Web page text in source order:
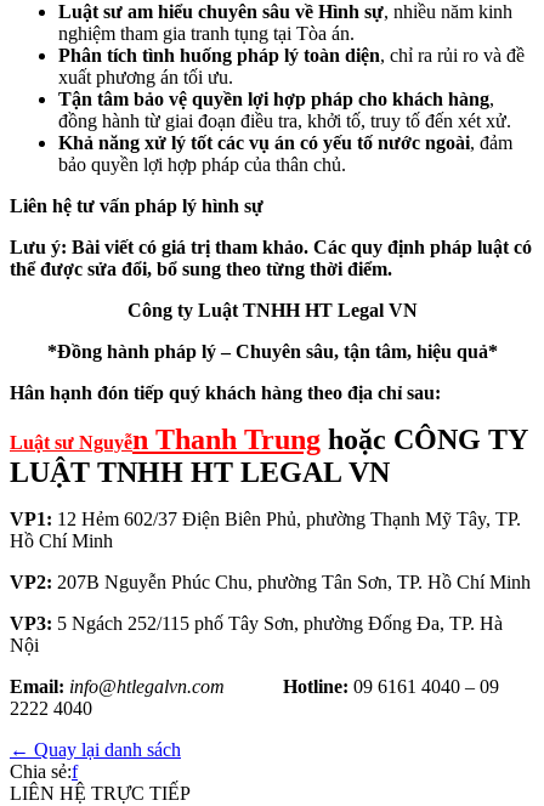
Luật sư am hiểu chuyên sâu về Hình sự, nhiều năm kinh
nghiệm tham gia tranh tụng tại Tòa án.
Phân tích tình huống pháp lý toàn diện, chỉ ra rủi ro và đề
xuất phương án tối ưu.
Tận tâm bảo vệ quyền lợi hợp pháp cho khách hàng,
đồng hành từ giai đoạn điều tra, khởi tố, truy tố đến xét xử.
Khả năng xử lý tốt các vụ án có yếu tố nước ngoài, đảm
bảo quyền lợi hợp pháp của thân chủ.
Liên hệ tư vấn pháp lý hình sự
Lưu ý: Bài viết có giá trị tham khảo. Các quy định pháp luật có
thể được sửa đổi, bổ sung theo từng thời điểm.
Công ty Luật TNHH HT Legal VN
*Đồng hành pháp lý – Chuyên sâu, tận tâm, hiệu quả*
Hân hạnh đón tiếp quý khách hàng theo địa chỉ sau:
Luật sư Nguyễn Thanh Trung hoặc CÔNG TY
LUẬT TNHH HT LEGAL VN
VP1: 12 Hẻm 602/37 Điện Biên Phủ, phường Thạnh Mỹ Tây, TP.
Hồ Chí Minh
VP2: 207B Nguyễn Phúc Chu, phường Tân Sơn, TP. Hồ Chí Minh
VP3: 5 Ngách 252/115 phố Tây Sơn, phường Đống Đa, TP. Hà
Nội
Email: info@htlegalvn.com Hotline: 09 6161 4040 – 09
2222 4040
← Quay lại danh sách
Chia sẻ:f
LIÊN HỆ TRỰC TIẾP